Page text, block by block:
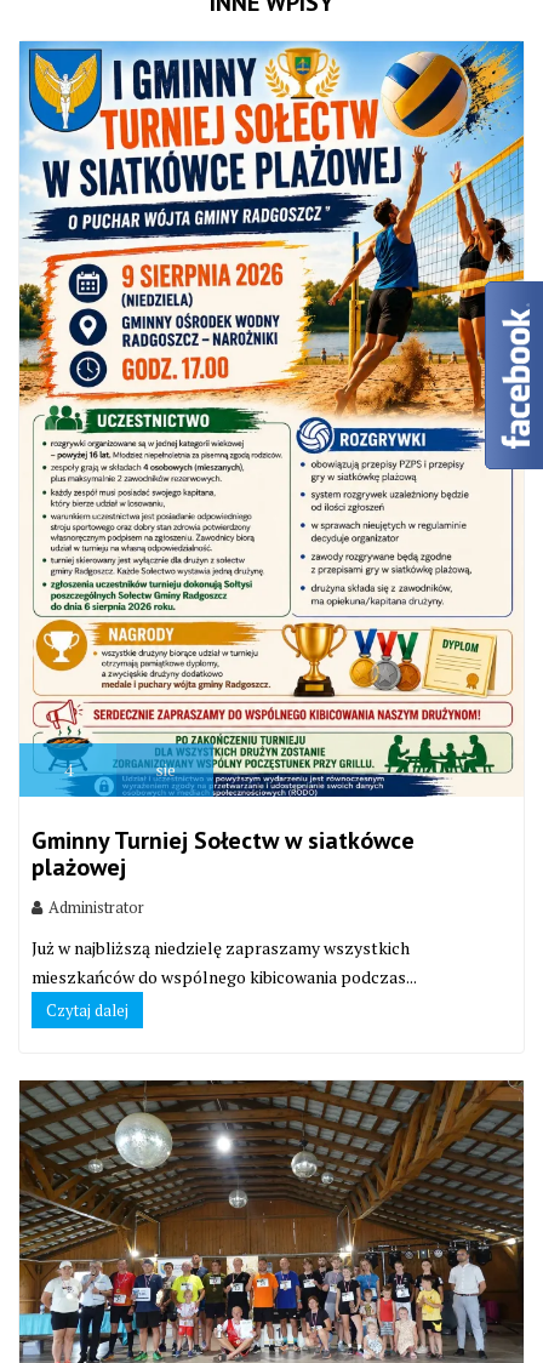
4 sie
Gminny Turniej Sołectw w siatkówce
plażowej
Administrator
Już w najbliższą niedzielę zapraszamy wszystkich
mieszkańców do wspólnego kibicowania podczas...
Czytaj dalej